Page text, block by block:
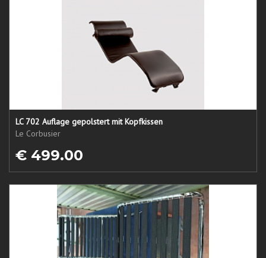
LC 702 Auflage gepolstert mit Kopfkissen
Le Corbusier
€ 499.00